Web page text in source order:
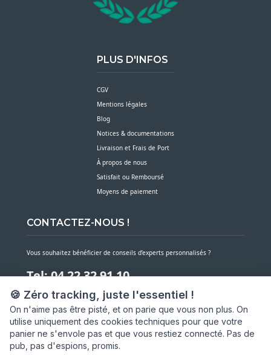
🍪 Zéro tracking, juste l'essentiel !
On n'aime pas être pisté, et on parie que vous non plus. On
utilise uniquement des cookies techniques pour que votre
panier ne s'envole pas et que vous restiez connecté. Pas de
pub, pas d'espions, promis.
PLUS D'INFOS
CGV
Mentions légales
Blog
Notices & documentations
Livraison et Frais de Port
À propos de nous
Satisfait ou Remboursé
Moyens de paiement
CONTACTEZ-NOUS !
Vous souhaitez bénéficier de conseils d’experts personnalisés ?
Tel: 04 22 32 91 10
Notre service client est à votre écoute du lundi au vendredi de 7h30 à 16h
NOUS CONTACTER PAR MESSAGE
SARL ASP06